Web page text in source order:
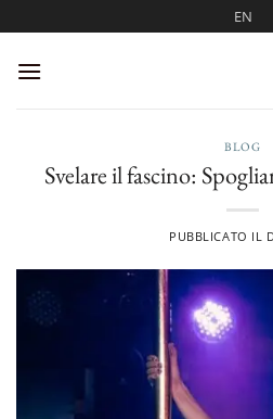
ai
contenuti
EN
BLOG
Svelare il fascino:
PUBBLICATO IL